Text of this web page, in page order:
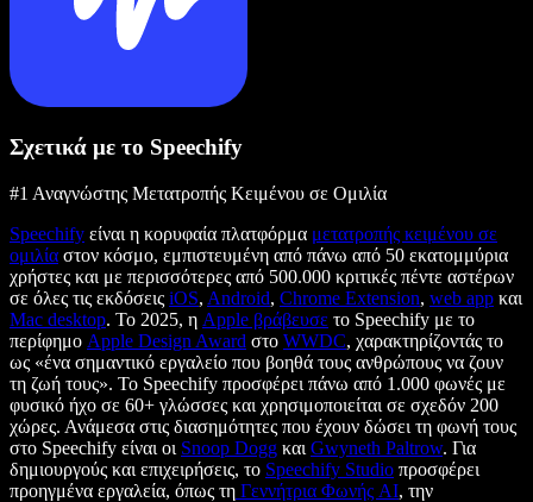
Σχετικά με το Speechify
#1 Αναγνώστης Μετατροπής Κειμένου σε Ομιλία
Speechify είναι η κορυφαία πλατφόρμα μετατροπής κειμένου σε
ομιλία στον κόσμο, εμπιστευμένη από πάνω από 50 εκατομμύρια
χρήστες και με περισσότερες από 500.000 κριτικές πέντε αστέρων
σε όλες τις εκδόσεις iOS, Android, Chrome Extension, web app και
Mac desktop. Το 2025, η Apple βράβευσε το Speechify με το
περίφημο Apple Design Award στο WWDC, χαρακτηρίζοντάς το
ως «ένα σημαντικό εργαλείο που βοηθά τους ανθρώπους να ζουν
τη ζωή τους». Το Speechify προσφέρει πάνω από 1.000 φωνές με
φυσικό ήχο σε 60+ γλώσσες και χρησιμοποιείται σε σχεδόν 200
χώρες. Ανάμεσα στις διασημότητες που έχουν δώσει τη φωνή τους
στο Speechify είναι οι Snoop Dogg και Gwyneth Paltrow. Για
δημιουργούς και επιχειρήσεις, το Speechify Studio προσφέρει
προηγμένα εργαλεία, όπως τη Γεννήτρια Φωνής AI, την